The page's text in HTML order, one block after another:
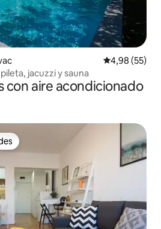
Calificación
4,98 (55)
jacuzzi y sauna
con aire acondicionado